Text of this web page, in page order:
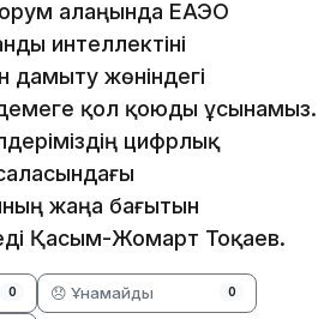
алаңында ЕАЭО
интеллектіні
дамыту жөніндегі
қол қоюды ұсынамыз.
цифрлық
жаңа бағытын
Қасым-Жомарт Тоқаев.
0 😞 Ұнамайды 0